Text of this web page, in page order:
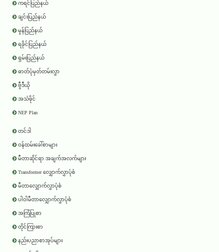
ကရင်ပြည်နယ်
ချင်းပြည်နယ်
မွန်ပြည်နယ်
ရခိုင်ပြည်နယ်
ရှမ်းပြည်နယ်
ဓာတ်ပုံမှတ်တမ်းလွှာ
ဗွီဒီယို
အသံဖိုင်
NEP Plan
တင်ဒါ
ဝန်ထမ်းခေါ်စာများ
မီတာဆိုင်ရာ အချက်အလက်များ
Transformer လျှောက်လွှာပုံစံ
မီတာလျှောက်လွှာပုံစံ
ပါဝါမီတာလျှောက်လွှာပုံစံ
အကြံပြုစာ
တိုင်ကြားစာ
နည်းပညာစာအုပ်များ